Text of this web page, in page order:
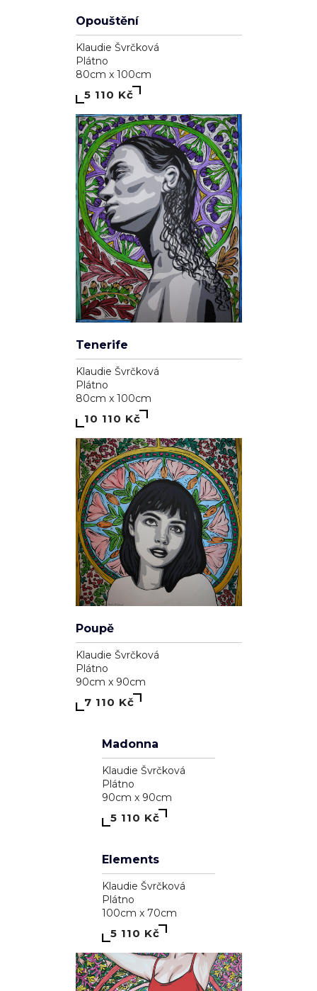
Opouštění
Klaudie Švrčková
Plátno
80cm x 100cm
5 110 Kč
Tenerife
Klaudie Švrčková
Plátno
80cm x 100cm
10 110 Kč
Poupě
Klaudie Švrčková
Plátno
90cm x 90cm
7 110 Kč
Madonna
Klaudie Švrčková
Plátno
90cm x 90cm
5 110 Kč